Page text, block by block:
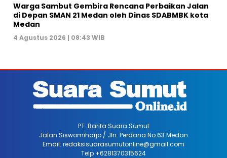
Warga Sambut Gembira Rencana Perbaikan Jalan
di Depan SMAN 21 Medan oleh Dinas SDABMBK kota
Medan
4 Agustus 2026 | 08:43 WIB
PT. Barita Suara Sumut
Jalan Siswomiharjo / Jln. Perdana No.63 Medan
Email: redaksisuarasumutonline@gmail.com
Telp +6281370315624